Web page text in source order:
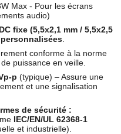
Max - Pour les écrans
audio)
fixe (5,5x2,1 mm / 5,5x2,5
conforme à la norme
puissance en veille.
p (typique) – Assure une
et une signalisation
de sécurité :
IEC/EN/UL 62368-1
et industrielle).